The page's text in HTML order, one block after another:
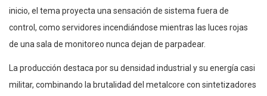
inicio, el tema proyecta una sensación de sistema fuera de
control, como servidores incendiándose mientras las luces rojas
de una sala de monitoreo nunca dejan de parpadear.
La producción destaca por su densidad industrial y su energía casi
militar, combinando la brutalidad del metalcore con sintetizadores